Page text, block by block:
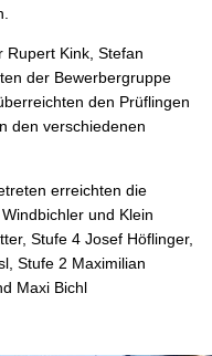
Rupert Kink, Stefan
der Bewerbergruppe
den Prüflingen
den verschiedenen
erreichten die
und Klein
Stufe 4 Josef Höflinger,
Stufe 2 Maximilian
Maxi Bichl